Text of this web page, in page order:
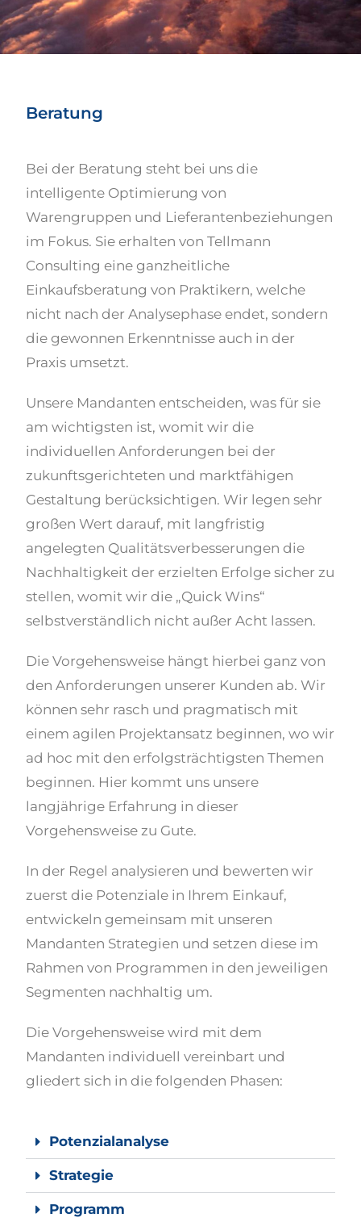
Beratung
Bei der Beratung steht bei uns die
intelligente Optimierung von
Warengruppen und Lieferantenbeziehungen
im Fokus. Sie erhalten von Tellmann
Consulting eine ganzheitliche
Einkaufsberatung von Praktikern, welche
nicht nach der Analysephase endet, sondern
die gewonnen Erkenntnisse auch in der
Praxis umsetzt.
Unsere Mandanten entscheiden, was für sie
am wichtigsten ist, womit wir die
individuellen Anforderungen bei der
zukunftsgerichteten und marktfähigen
Gestaltung berücksichtigen. Wir legen sehr
großen Wert darauf, mit langfristig
angelegten Qualitätsverbesserungen die
Nachhaltigkeit der erzielten Erfolge sicher zu
stellen, womit wir die „Quick Wins“
selbstverständlich nicht außer Acht lassen.
Die Vorgehensweise hängt hierbei ganz von
den Anforderungen unserer Kunden ab. Wir
können sehr rasch und pragmatisch mit
einem agilen Projektansatz beginnen, wo wir
ad hoc mit den erfolgsträchtigsten Themen
beginnen. Hier kommt uns unsere
langjährige Erfahrung in dieser
Vorgehensweise zu Gute.
In der Regel analysieren und bewerten wir
zuerst die Potenziale in Ihrem Einkauf,
entwickeln gemeinsam mit unseren
Mandanten Strategien und setzen diese im
Rahmen von Programmen in den jeweiligen
Segmenten nachhaltig um.
Die Vorgehensweise wird mit dem
Mandanten individuell vereinbart und
gliedert sich in die folgenden Phasen:
Potenzialanalyse
Strategie
Programm